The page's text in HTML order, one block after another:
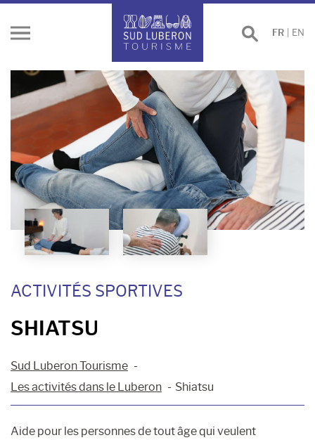
Ouvrir
Effectuer
une
FR EN
ACTIVITÉS SPORTIVES
SHIATSU
Sud Luberon Tourisme
Les activités dans le Luberon
Shiatsu
Aide pour les personnes de tout âge qui veulent